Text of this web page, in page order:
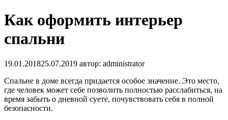
Как оформить интерьер
спальни
19.01.201825.07.2019 автор: administrator
Спальне в доме всегда придается особое значение. Это место,
где человек может себе позволить полностью расслабиться, на
время забыть о дневной суете, почувствовать себя в полной
безопасности.